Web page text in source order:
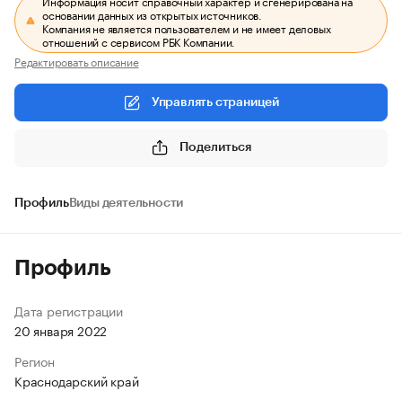
основании данных из открытых источников.
Компания не является пользователем и не имеет деловых
отношений с сервисом РБК Компании.
Редактировать описание
Управлять страницей
Поделиться
ПрофильВиды деятельности
Профиль
Дата регистрации
20 января 2022
Регион
Краснодарский край